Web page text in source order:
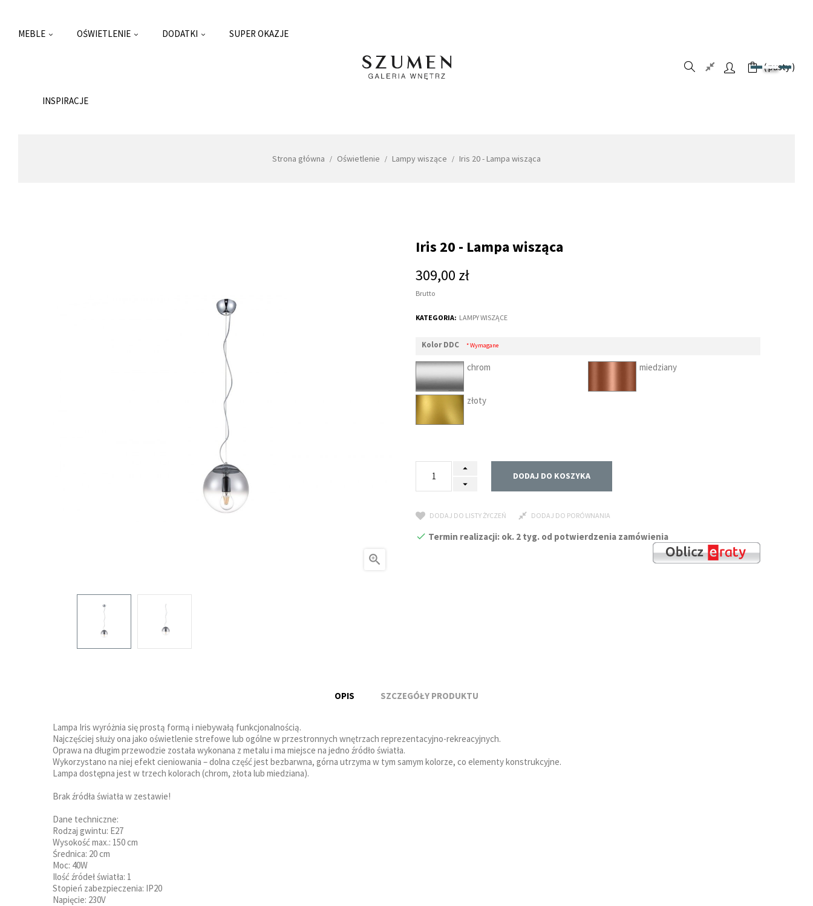
MEBLE OŚWIETLENIE DODATKI SUPER OKAZJE
INSPIRACJE
pusty
Strona główna Oświetlenie Lampy wiszące Iris 20 - Lampa wisząca

Iris 20 - Lampa wisząca
309,00 zł
Brutto
KATEGORIA: LAMPY WISZĄCE
Kolor DDC * Wymagane
chrom miedziany
złoty
DODAJ DO KOSZYKA
DODAJ DO LISTY ŻYCZEŃ DODAJ DO PORÓWNANIA
Termin realizacji: ok. 2 tyg. od potwierdzenia zamówienia
OPIS SZCZEGÓŁY PRODUKTU
Lampa Iris wyróżnia się prostą formą i niebywałą funkcjonalnością.
Najczęściej służy ona jako oświetlenie strefowe lub ogólne w przestronnych wnętrzach reprezentacyjno-rekreacyjnych.
Oprawa na długim przewodzie została wykonana z metalu i ma miejsce na jedno źródło światła.
Wykorzystano na niej efekt cieniowania – dolna część jest bezbarwna, górna utrzyma w tym samym kolorze, co elementy konstrukcyjne.
Lampa dostępna jest w trzech kolorach (chrom, złota lub miedziana).
Brak źródła światła w zestawie!
Dane techniczne:
Rodzaj gwintu: E27
Wysokość max.: 150 cm
Średnica: 20 cm
Moc: 40W
Ilość źródeł światła: 1
Stopień zabezpieczenia: IP20
Napięcie: 230V